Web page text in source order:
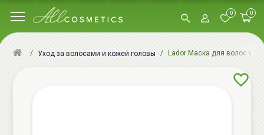
0 0
Уход за волосами и кожей головы Lador Маска для волос